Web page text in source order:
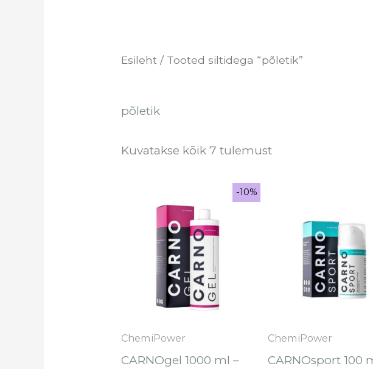
Esileht / Tooted siltidega “põletik”
põletik
Kuvatakse kõik 7 tulemust
Sale!
-10%
-10%
ChemiPower
CARNOgel 1000 ml –
hind
oli:
€124.90.
Praegune
hind
on:
€112.41.
ChemiPower
CARNOsport 100